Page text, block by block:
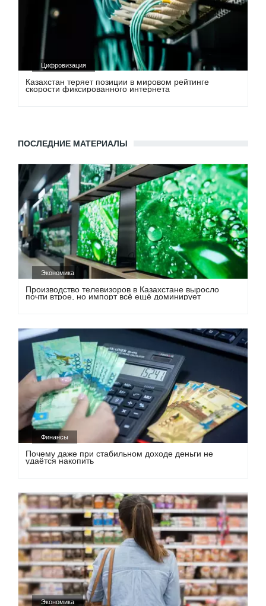
Цифровизация
Казахстан теряет позиции в мировом рейтинге
скорости фиксированного интернета
ПОСЛЕДНИЕ МАТЕРИАЛЫ
Экономика
Производство телевизоров в Казахстане выросло
почти втрое, но импорт всё ещё доминирует
Финансы
Почему даже при стабильном доходе деньги не
удаётся накопить
Экономика